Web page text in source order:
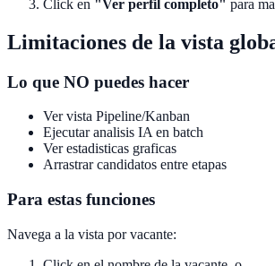
Click en "Ver perfil completo" para
Limitaciones de la vista
Lo que NO puedes hacer
Ver vista Pipeline/Kanban
Ejecutar analisis IA en batch
Ver estadisticas graficas
Arrastrar candidatos entre etapas
Para estas funciones
Navega a la vista por vacante: